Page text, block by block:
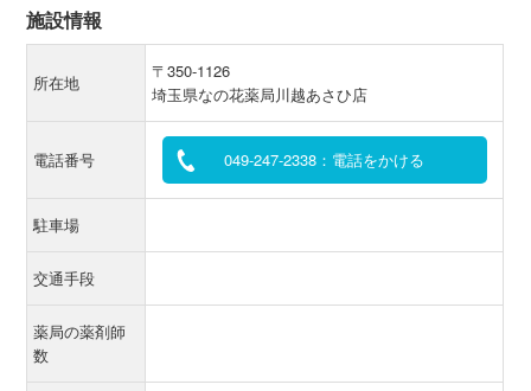
施設情報
所在地
〒350-1126
埼玉県なの花薬局川越あさひ店
電話番号 049-247-2338：電話をかける
駐車場
交通手段
薬局の薬剤師
数